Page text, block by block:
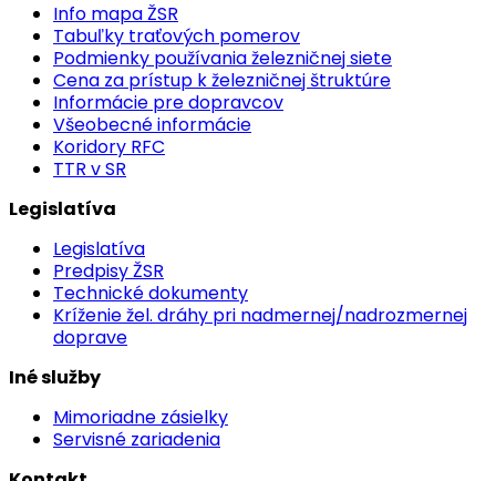
Info mapa ŽSR
Tabuľky traťových pomerov
Podmienky používania železničnej siete
Cena za prístup k železničnej štruktúre
Informácie pre dopravcov
Všeobecné informácie
Koridory RFC
TTR v SR
Legislatíva
Legislatíva
Predpisy ŽSR
Technické dokumenty
Kríženie žel. dráhy pri nadmernej/nadrozmernej
doprave
Iné služby
Mimoriadne zásielky
Servisné zariadenia